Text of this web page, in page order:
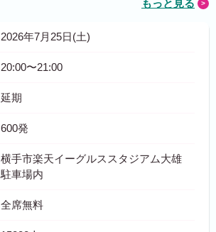
もっと見る
2026年7月25日(土)
20:00〜21:00
延期
600発
横手市楽天イーグルススタジアム大雄
駐車場内
全席無料